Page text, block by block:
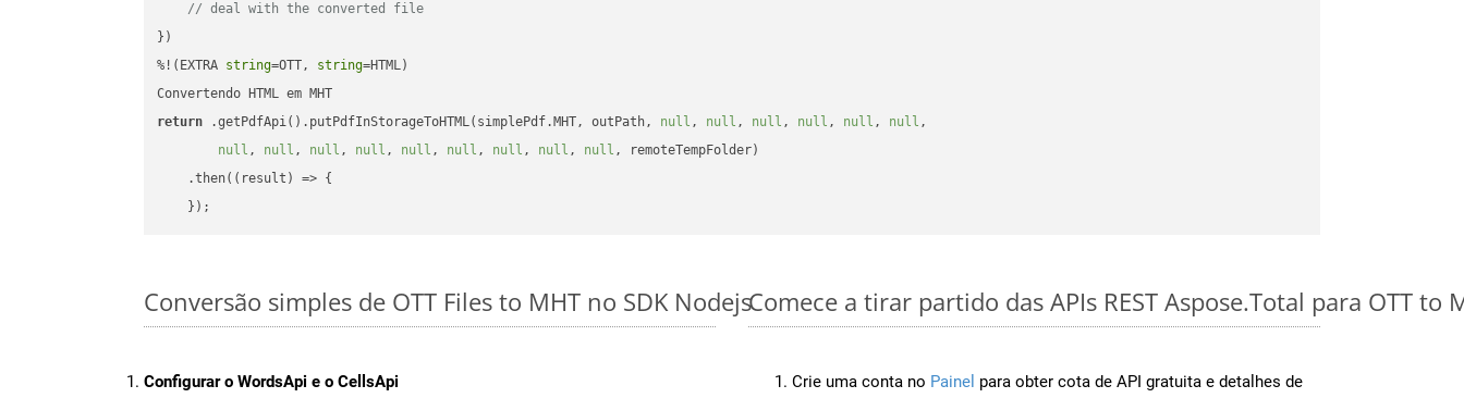
// deal with the converted file
})
%!(EXTRA string=OTT, string=HTML)
return .getPdfApi().putPdfInStorageToHTML(simplePdf.MHT, outPath, null , null , null , null , null , null ,
null , null , null , null , null , null , null , null , null , remoteTempFolder)
    .then(
( result ) => {
Conversão simples de OTT Files to MHT no SDK Nodejs
Configurar o WordsApi e o CellsApi
Comece a tirar partido das APIs REST Aspose.Total para OTT to
Crie uma conta no Painel para obter cota de API gratuita e detalhes de